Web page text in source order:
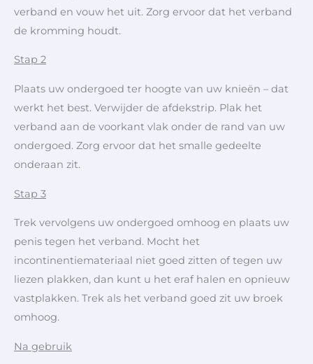
verband en vouw het uit. Zorg ervoor dat het verband
de kromming houdt.
Stap 2
Plaats uw ondergoed ter hoogte van uw knieën – dat
werkt het best. Verwijder de afdekstrip. Plak het
verband aan de voorkant vlak onder de rand van uw
ondergoed. Zorg ervoor dat het smalle gedeelte
onderaan zit.
Stap 3
Trek vervolgens uw ondergoed omhoog en plaats uw
penis tegen het verband. Mocht het
incontinentiemateriaal niet goed zitten of tegen uw
liezen plakken, dan kunt u het eraf halen en opnieuw
vastplakken. Trek als het verband goed zit uw broek
omhoog.
Na gebruik